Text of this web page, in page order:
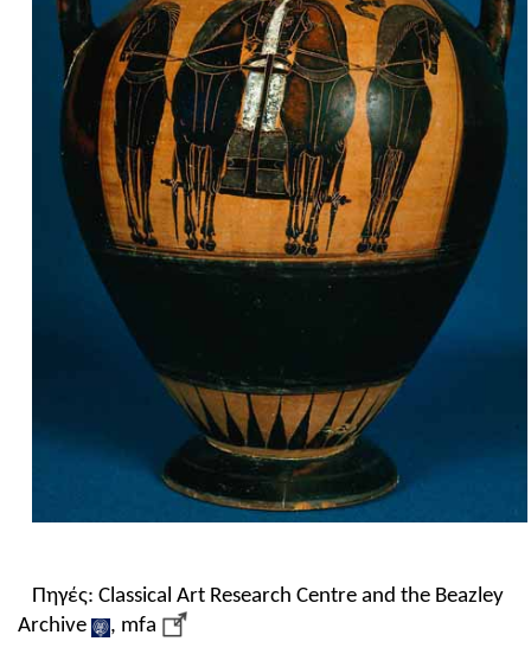
Πηγές: Classical Art Research Centre and the Beazley
Archive
, mfa